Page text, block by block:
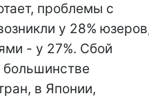
проблемы с
у 28%
- у 27%. Сбой
в Японии,